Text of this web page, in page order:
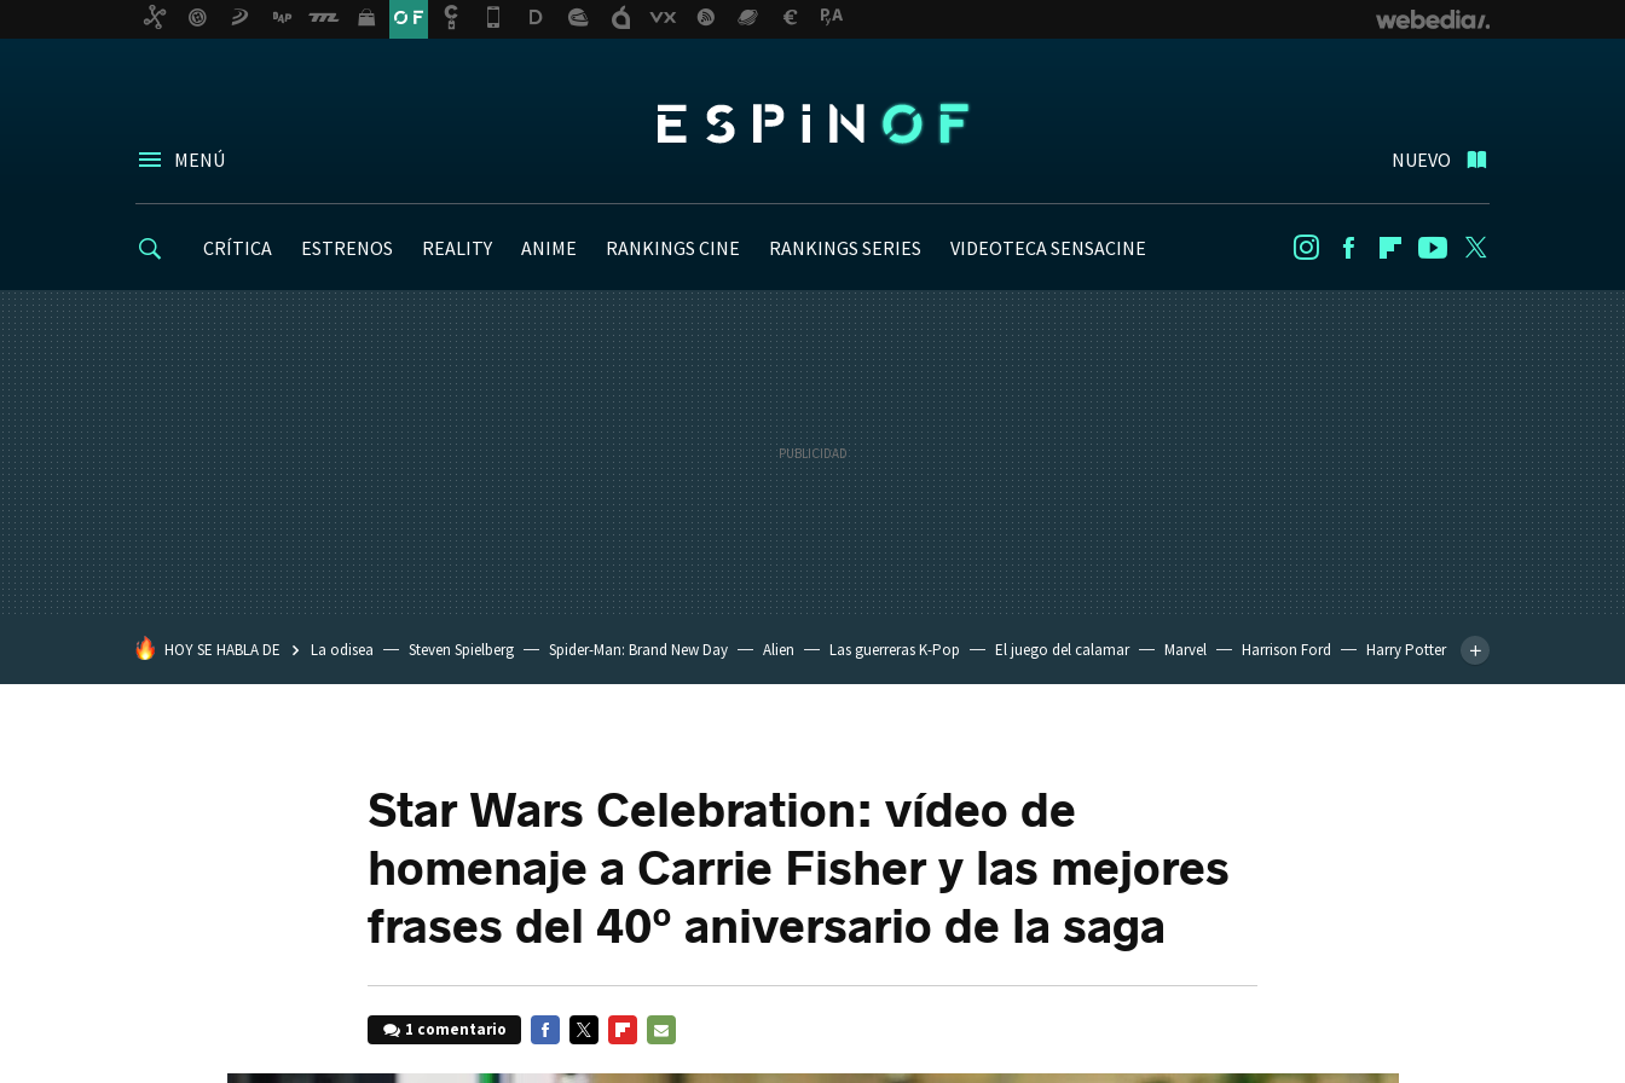
MENÚ NUEVO
CRÍTICA ESTRENOS REALITY ANIME RANKINGS CINE RANKINGS SERIES VIDEOTECA SENSACINE InstagramFacebookFlipboard
Youtube
HOY SE HABLA DE La odisea Steven Spielberg Spider-Man: Brand New Day Alien Las guerreras K-Pop El juego del calamar Marvel Harrison Ford
Harry Potter
Star Wars Celebration: vídeo de
homenaje a Carrie Fisher y las mejores
frases del 40º aniversario de la saga
1 comentario